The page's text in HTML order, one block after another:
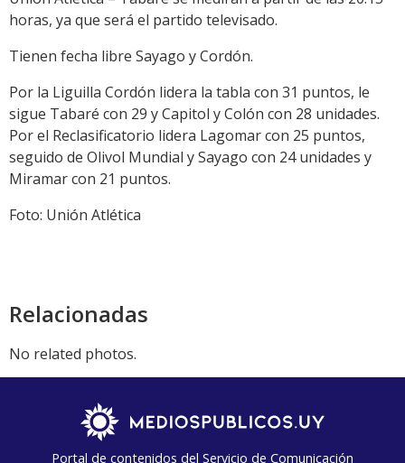
horas, ya que será el partido televisado.
Tienen fecha libre Sayago y Cordón.
Por la Liguilla Cordón lidera la tabla con 31 puntos, le
sigue Tabaré con 29 y Capitol y Colón con 28 unidades.
Por el Reclasificatorio lidera Lagomar con 25 puntos,
seguido de Olivol Mundial y Sayago con 24 unidades y
Miramar con 21 puntos.
Foto: Unión Atlética
Relacionadas
No related photos.
Portal de contenidos del Servicio de Comunicación